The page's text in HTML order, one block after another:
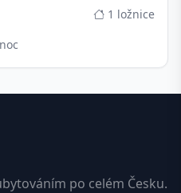
1 ložnice
po celém Česku.